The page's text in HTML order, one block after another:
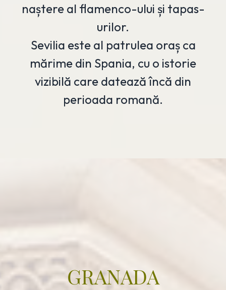
naștere al flamenco-ului și tapas-
urilor.
Sevilia este al patrulea oraș ca
mărime din Spania, cu o istorie
vizibilă care datează încă din
perioada romană.
GRANADA